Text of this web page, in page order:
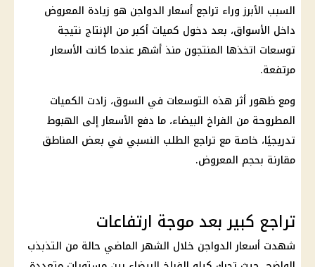
السبب الأبرز وراء تراجع أسعار الدواجن هو زيادة المعروض
داخل الأسواق، بعد دخول كميات أكبر من الإنتاج نتيجة
توسعات اتخذها المنتجون منذ أشهر عندما كانت الأسعار
مرتفعة.
ومع ظهور أثر هذه التوسعات في السوق، زادت الكميات
المطروحة من الفراخ البيضاء، ما دفع الأسعارإلى الهبوط
تدريجيًا، خاصة مع تراجع الطلب النسبي في بعض المناطق
مقارنة بحجم المعروض.
تراجع كبير بعد موجة ارتفاعات
شهدت أسعار الدواجن خلال الشهر الماضي حالة من التذبذب